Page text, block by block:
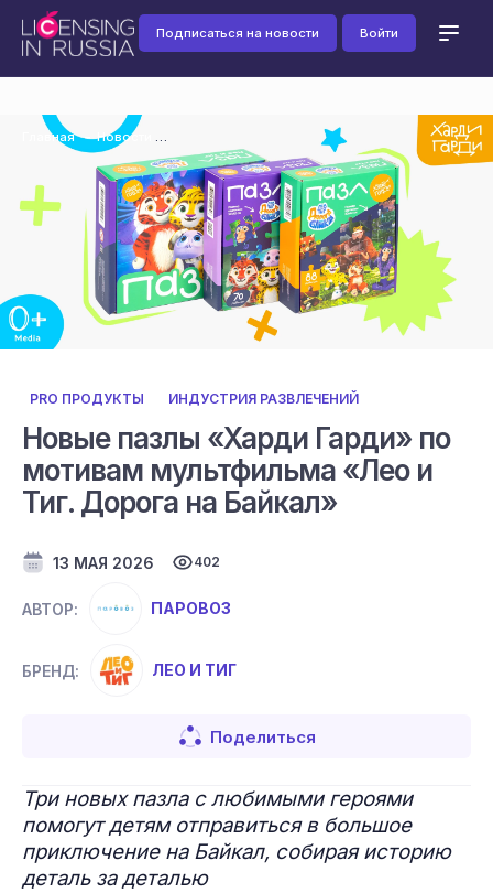
Подписаться на новости Войти
Главная Новости
PRO ПРОДУКТЫ ИНДУСТРИЯ РАЗВЛЕЧЕНИЙ
Новые пазлы «Харди Гарди» по
мотивам мультфильма «Лео и
Тиг. Дорога на Байкал»
13 МАЯ 2026 402
АВТОР: ПАРОВОЗ
БРЕНД: ЛЕО И ТИГ
Поделиться
Три новых пазла с любимыми героями
помогут детям отправиться в большое
приключение на Байкал, собирая историю
деталь за деталью